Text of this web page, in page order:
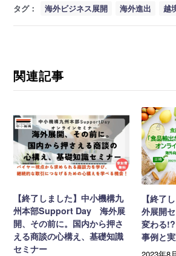
タグ： 海外ビジネス展開 海外進出 越
関連記事
【終了しました】中小機構九
州本部Support Day 海外展
開、その前に。国内から押さ
える商談の心構え、基礎知識
セミナー
【終了
外展開
変わる
事例と